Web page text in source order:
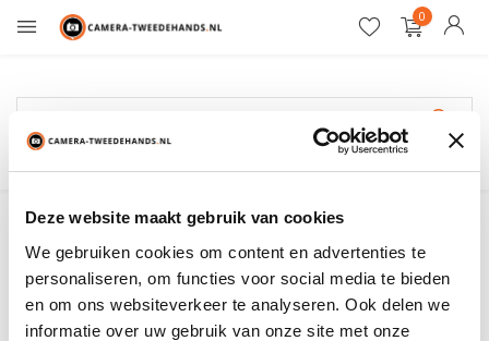
Deze website maakt gebruik van cookies
We gebruiken cookies om content en advertenties te
personaliseren, om functies voor social media te bieden
en om ons websiteverkeer te analyseren. Ook delen we
informatie over uw gebruik van onze site met onze
0
Renice
Filter Sorteren op: